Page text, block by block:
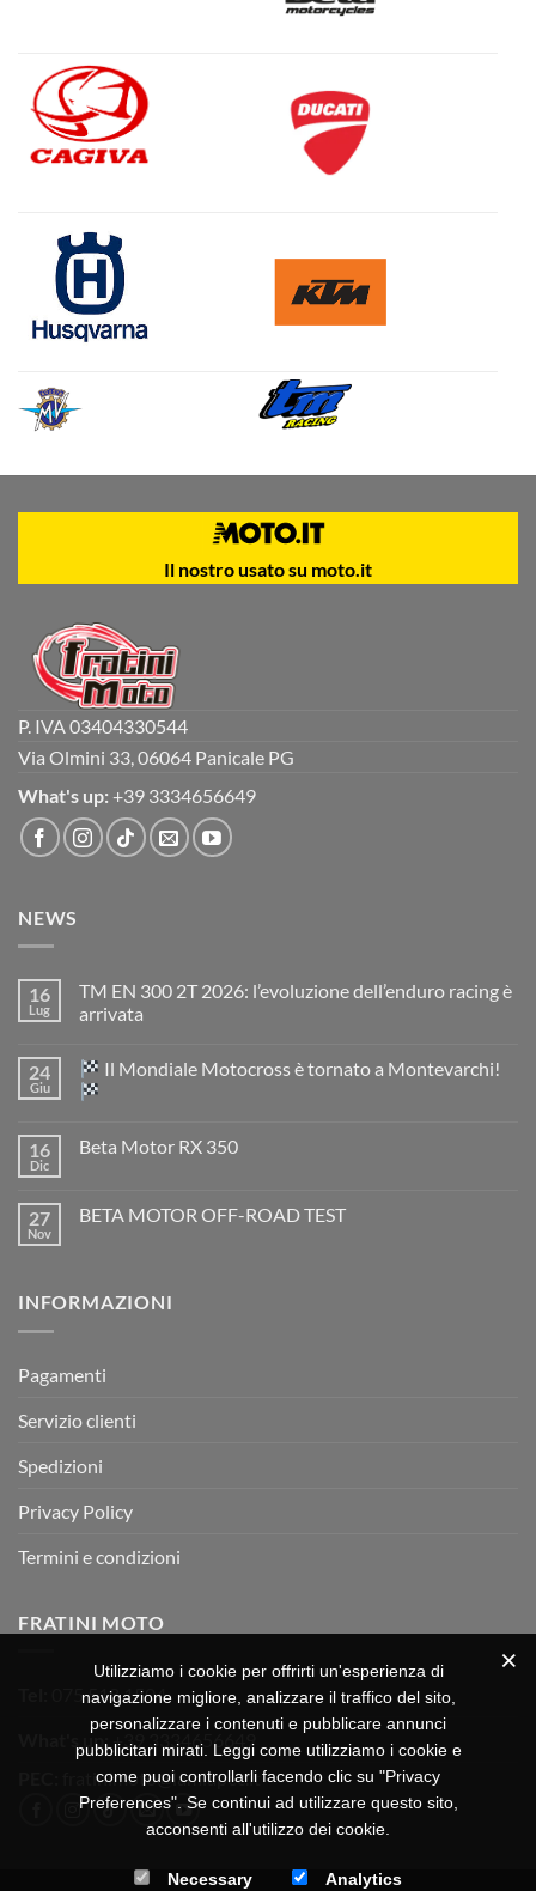
Il nostro usato su moto.it
P. IVA 03404330544
Via Olmini 33, 06064 Panicale PG
What's up: +39 3334656649
NEWS
16
Lug
TM EN 300 2T 2026: l’evoluzione dell’enduro racing è
arrivata
su
TM
EN
2026:
è
arrivata
24
Giu
Il Mondiale Motocross è tornato a Montevarchi!
su
Motocross
è
16
Dic
Beta Motor RX 350
Beta
27
Nov
BETA MOTOR OFF-ROAD TEST
MOTOR
INFORMAZIONI
Pagamenti
Servizio clienti
Spedizioni
Privacy Policy
Termini e condizioni
FRATINI MOTO
075 518 1504
What's up: +39 3334656649
fratinimoto@lamiapec.it
Utilizziamo i cookie per offrirti un'esperienza di
navigazione migliore, analizzare il traffico del sito,
personalizzare i contenuti e pubblicare annunci
pubblicitari mirati. Leggi come utilizziamo i cookie e
come puoi controllarli facendo clic su "Privacy
Preferences". Se continui ad utilizzare questo sito,
acconsenti all'utilizzo dei cookie.
Necessary Analytics